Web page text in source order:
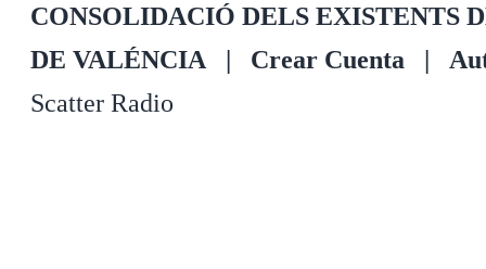
CONSOLIDACIÓ DELS EXISTENTS
DE VALÉNCIA | Crear Cuenta |
Scatter Radio